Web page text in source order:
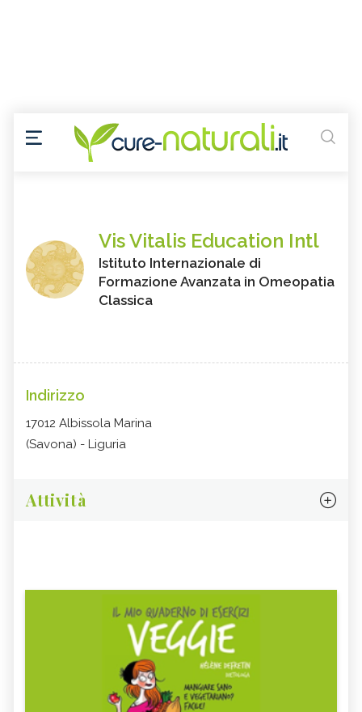
Vis Vitalis Education Intl
Istituto Internazionale di
Formazione Avanzata in Omeopatia
Classica
Indirizzo
17012 Albissola Marina
(Savona) - Liguria
Attività